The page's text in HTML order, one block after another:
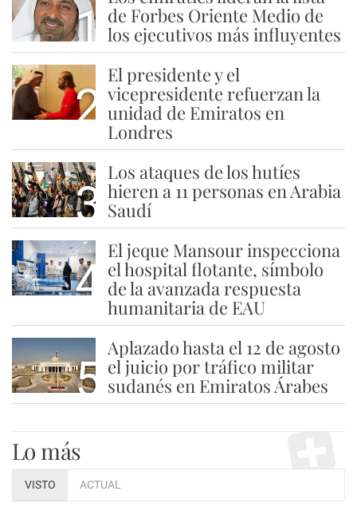
1 de Forbes Oriente Medio de
los ejecutivos más influyentes
2
El presidente y el
vicepresidente refuerzan la
unidad de Emiratos en
Londres
3
Los ataques de los hutíes
hieren a 11 personas en Arabia
Saudí
4
El jeque Mansour inspecciona
el hospital flotante, símbolo
de la avanzada respuesta
humanitaria de EAU
5
Aplazado hasta el 12 de agosto
el juicio por tráfico militar
sudanés en Emiratos Árabes
Lo más
VISTO ACTUAL